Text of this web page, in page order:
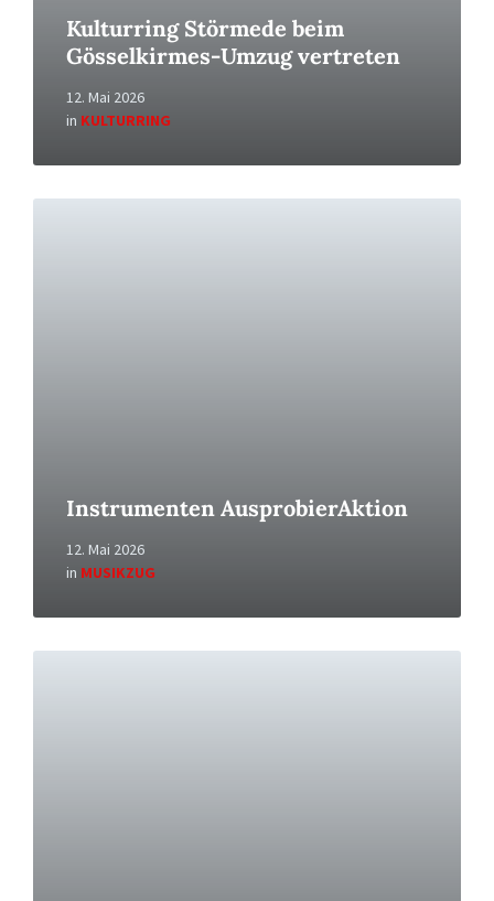
Kulturring Störmede beim
Gösselkirmes-Umzug vertreten
12. Mai 2026
in KULTURRING
Instrumenten AusprobierAktion
12. Mai 2026
in MUSIKZUG